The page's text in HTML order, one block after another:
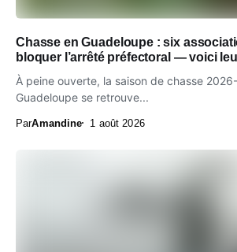
Chasse en Guadeloupe : six
bloquer l’arrêté préfectoral — voici
À peine ouverte, la saison de chasse
Guadeloupe se retrouve...
ParAmandine 1 août 2026